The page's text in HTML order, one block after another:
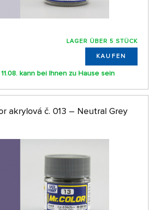
LAGER ÜBER 5 STÜCK
KAUFEN
kann bei Ihnen zu Hause sein
akrylová č. 013 – Neutral Grey